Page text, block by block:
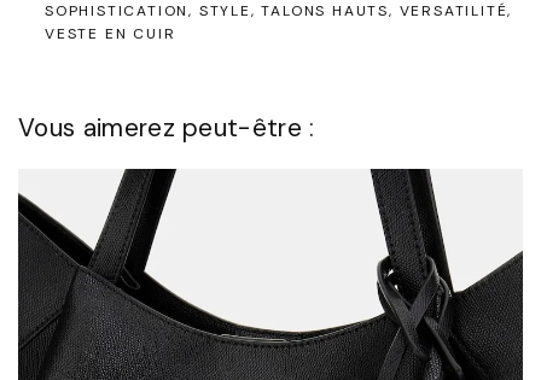
SOPHISTICATION STYLE TALONS HAUTS VERSATILITÉ
VESTE EN CUIR
Vous aimerez peut-être :